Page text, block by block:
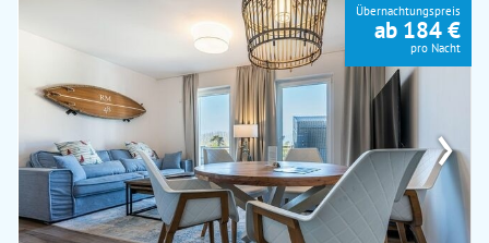
›
Übernachtungspreis
ab 184 €
pro Nacht